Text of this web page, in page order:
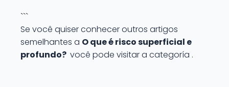
```
Se você quiser conhecer outros artigos
semelhantes a O que é risco superficial e
profundo? você pode visitar a categoría .